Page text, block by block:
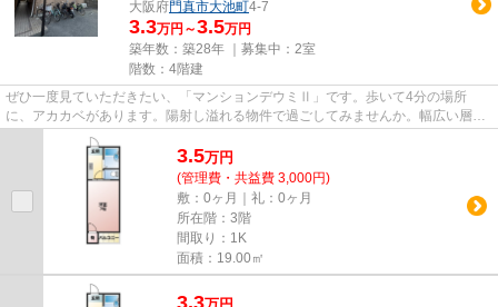
大阪府門真市大池町4-7
3.3万円～3.5万円
築年数：築28年 ｜募集中： 2室
階数：4階建
ぜひ一度見ていただきたい、「マンションデウミⅡ」です。歩いて4分の場所
に、アカカベがあります。陽射し溢れる物件で過ごしてみませんか。幅広い層に
好評な、駅から徒歩10分に立地す...
3.5万円
(管理費・共益費 3,000円)
敷：0ヶ月｜礼：0ヶ月
所在階：3階
間取り：1K
面積：19.00㎡
3.3